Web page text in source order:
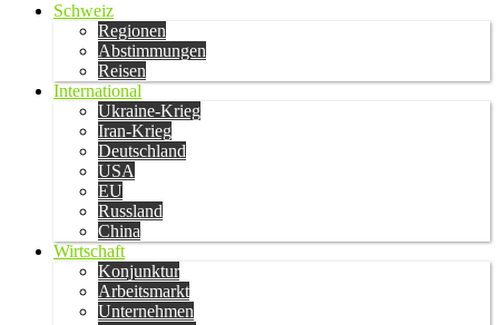
Schweiz
Regionen
Abstimmungen
Reisen
International
Ukraine-Krieg
Iran-Krieg
Deutschland
USA
EU
Russland
China
Wirtschaft
Konjunktur
Arbeitsmarkt
Unternehmen